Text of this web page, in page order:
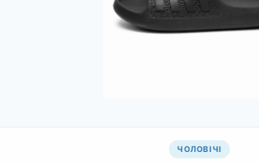
ЧОЛОВІЧІ